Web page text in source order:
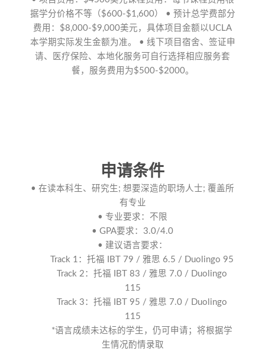
据学分价格不等（$600-$1,600） • 预计总学费部分
费用：$8,000-$9,000美元，具体项目金额以UCLA
本学期实际发生金额为准。 • 线下项目宿舍、签证申
请、医疗保险、本地化服务可自行选择相应服务套
餐，服务费用为$500-$2000。
申请条件
• 在读本科生、研究生; 想要深造的职场人士; 覆盖所
有专业
• 专业要求：不限
• GPA要求：3.0/4.0
• 建议语言要求：
Track 1：托福 IBT 79 / 雅思 6.5 / Duolingo 95
Track 2：托福 IBT 83 / 雅思 7.0 / Duolingo
115
Track 3：托福 IBT 95 / 雅思 7.0 / Duolingo
115
*语言成绩未达标的学生，仍可申请；将根据学
生情况酌情录取